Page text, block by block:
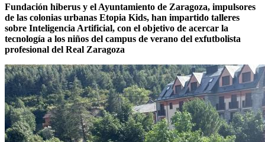
Fundación hiberus y el Ayuntamiento de Zaragoza, impulsores
de las colonias urbanas Etopia Kids, han impartido talleres
sobre Inteligencia Artificial, con el objetivo de acercar la
tecnología a los niños del campus de verano del exfutbolista
profesional del Real Zaragoza